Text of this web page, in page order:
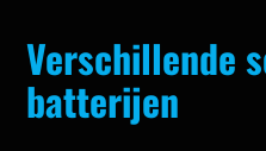
Verschillende
batterijen